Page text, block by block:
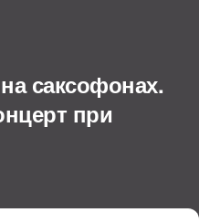
саксофонах.
при